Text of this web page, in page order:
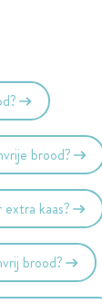
brood?
kaas?
brood?